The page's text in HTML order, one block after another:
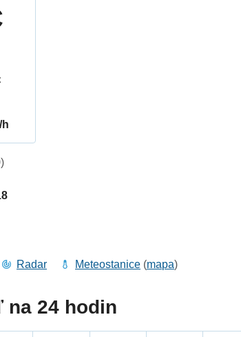
h
Radar Meteostanice (mapa)
na 24 hodin